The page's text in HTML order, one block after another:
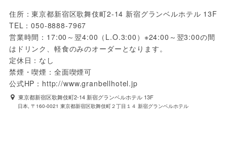
住所：東京都新宿区歌舞伎町2-14 新宿グランベルホテル 13F
TEL：050-8888-7967
営業時間：17:00～翌4:00（L.O.3:00）※24:00～翌3:00の間
はドリンク、軽食のみのオーダーとなります。
定休日：なし
禁煙・喫煙：全面喫煙可
公式HP：http://www.granbellhotel.jp
東京都新宿区歌舞伎町2-14 新宿グランベルホテル 13F
日本, 〒160-0021 東京都新宿区歌舞伎町２丁目１４ 新宿グランベルホテル